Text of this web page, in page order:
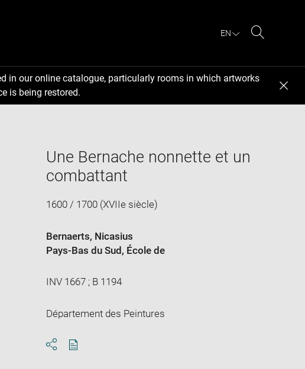
EN
in our online catalogue, particularly rooms in which artworks
is being restored.
Une Bernache nonnette et un
combattant
1600 / 1700 (XVIIe siècle)
Bernaerts, Nicasius
Pays-Bas du Sud, École de
INV 1667 ; B 1194
Département des Peintures